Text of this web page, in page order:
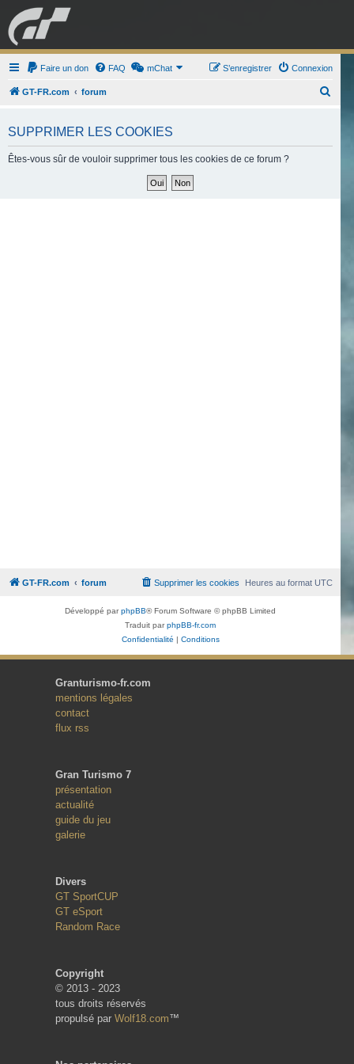
GRAN TURISMO FORUM
ESPORT BOUTIQUE
Faire un don FAQ mChat Connexion
S’enregistrer
GT-FR.com forum
h
SUPPRIMER LES COOKIES
Êtes-vous sûr de vouloir supprimer tous les cookies de ce forum ?
GT-FR.com forum Heures au formatUTC
Supprimer les cookies
Développé parphpBB® Forum Software © phpBB Limited
Traduit parphpBB-fr.com
Confidentialité | Conditions
Granturismo-fr.com
mentions légales
contact
flux rss
Gran Turismo 7
présentation
actualité
guide du jeu
galerie
Divers
GT SportCUP
GT eSport
Random Race
Copyright
© 2013 - 2023
tous droits réservés
propulsé par Wolf18.com™